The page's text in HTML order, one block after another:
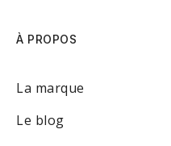
À PROPOS
La marque
Le blog